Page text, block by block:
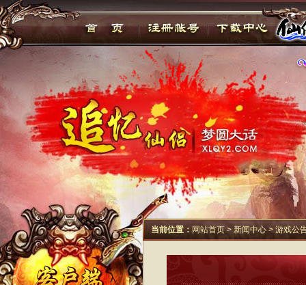
当前位置： 网站首页> 新闻中心 > 游戏公